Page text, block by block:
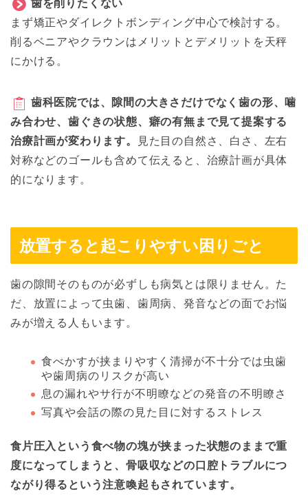
歯を削りたくない
まず矯正やダイレクトボンディング中心で検討する。
削るベニアやクラウンはメリットとデメリットを天秤
にかける。
歯科医院では、隙間の大きさだけでなく歯の形、噛
み合わせ、歯ぐきの状態、癖の有無まで見て提案する
治療計画が変わります。
見た目の自然さ、白さ、左右
対称などのゴールも含めて伝えると、治療計画が具体
的になります。
放置すると起こりやすい困りごと
歯の隙間そのものが必ずしも病気とは限りません。た
だ、放置によって虫歯、歯周病、発音などの面でお悩
みが増える人もいます。
食べかすが挟まりやすく清掃が不十分では虫歯
や歯周病のリスクが高い
息の漏れやサ行が不明瞭などの発音の不明瞭さ
写真や会話の際の見た目に対するストレス
食片圧入という食べ物の塊が挟まった状態のままで重
度になってしまうと、骨吸収などの口腔トラブルにつ
ながり得るという注意喚起もされています。